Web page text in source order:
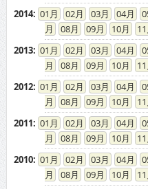
2014: 01 02 03 04
08
09 10 11
2013: 01 02 03 04
08
09 10 11
2012: 01 02 03 04
08
09 10 11
2011: 01 02 03 04
08
09 10 11
2010: 01 02 03 04
08
09 10 11